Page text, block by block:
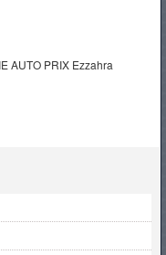
AUTO PRIX Ezzahra